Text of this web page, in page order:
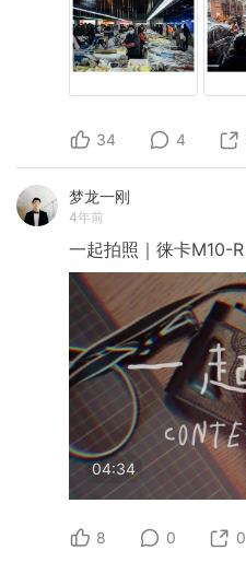
34 4
梦龙一刚
4年前
一起拍照｜徕卡M10-R
04:34
8 0 0